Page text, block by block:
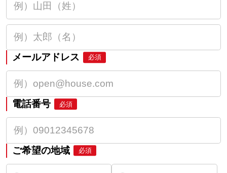
メールアドレス 必須
電話番号 必須
ご希望の地域 必須